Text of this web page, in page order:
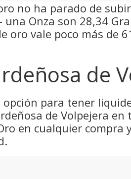
no ha parado de
Onza son 28,34
oro vale poco más de
de
para tener
de Volpejera en
en cualquier compra